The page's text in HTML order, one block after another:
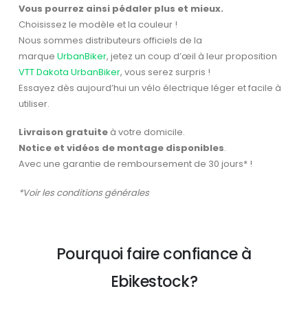
Vous pourrez ainsi pédaler plus et mieux.
Choisissez le modèle et la couleur !
Nous sommes distributeurs officiels de la
marque UrbanBiker, jetez un coup d’œil à leur proposition
VTT Dakota UrbanBiker, vous serez surpris !
Essayez dès aujourd’hui un vélo électrique léger et facile à
utiliser.
Livraison gratuiteà votre domicile.
Notice et vidéos de montage disponibles.
Avec une garantie de remboursement de 30 jours* !
*Voir les conditions générales
Pourquoi faire confiance à
Ebikestock?